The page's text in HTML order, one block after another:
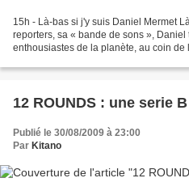
15h - Là-bas si j'y suis Daniel Mermet
reporters, sa « bande de sons »,
enthousiastes de la planète, au coin
12 ROUNDS : une serie
Publié le 30/08/2009 à 23:00
Par Kitano